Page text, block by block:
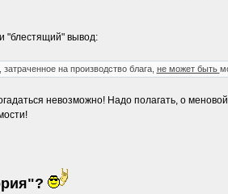
"блестящий" вывод:
затраченное на производство блага, не может быть
невозможно! Надо полагать, о